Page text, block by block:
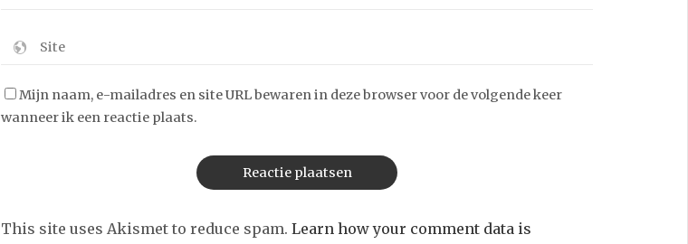
Mijn naam, e-mailadres en site URL bewaren in deze browser voor de volgende keer
wanneer ik een reactie plaats.
This site uses Akismet to reduce spam. Learn how your comment data is